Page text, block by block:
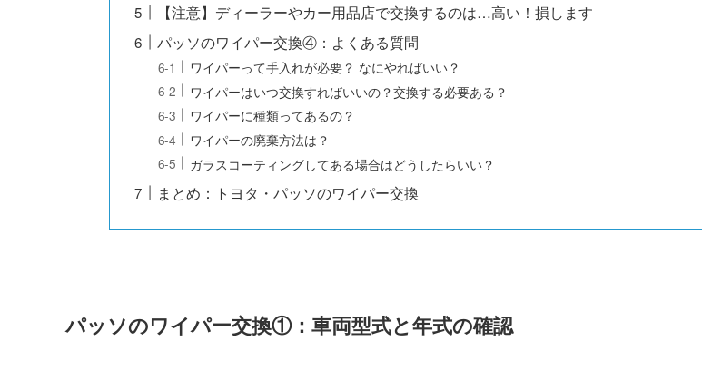
【注意】ディーラーやカー用品店で交換するのは…高い！損します
パッソのワイパー交換④：よくある質問
ワイパーって手入れが必要？ なにやればいい？
ワイパーはいつ交換すればいいの？交換する必要ある？
ワイパーに種類ってあるの？
ワイパーの廃棄方法は？
ガラスコーティングしてある場合はどうしたらいい？
まとめ：トヨタ・パッソのワイパー交換
パッソのワイパー交換①：車両型式と年式の確認